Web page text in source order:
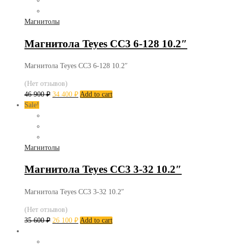
Магнитолы
Магнитола Teyes CC3 6-128 10.2″
Магнитола Teyes CC3 6-128 10.2″
(Нет отзывов)
46 900₽ 34 400 ₽ Add to cart
Sale!
Магнитолы
Магнитола Teyes CC3 3-32 10.2″
Магнитола Teyes CC3 3-32 10.2″
(Нет отзывов)
35 600₽ 26 100 ₽ Add to cart